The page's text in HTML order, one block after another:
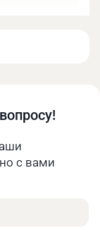
прутков.
с вами